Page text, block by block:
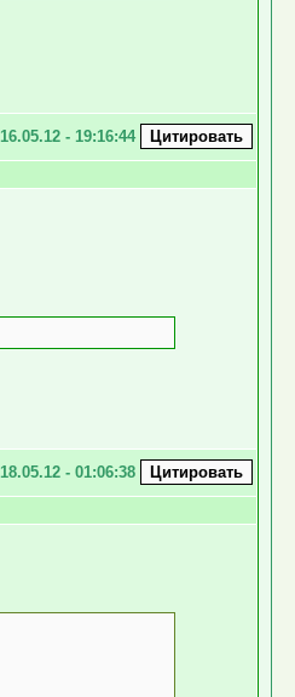
16.05.12 - 19:16:44
18.05.12 - 01:06:38